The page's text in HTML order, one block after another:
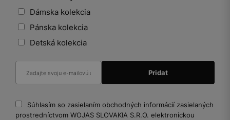
Dámska kolekcia
Pánska kolekcia
Detská kolekcia
Súhlasím so zasielaním obchodných informácií zasielaných
prostredníctvom WOJAS SLOVAKIA S.R.O. elektronickou